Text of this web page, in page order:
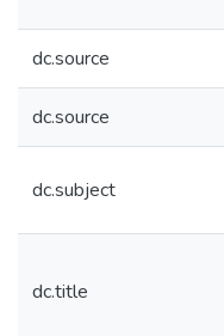
dc.source
dc.source
dc.subject
dc.title